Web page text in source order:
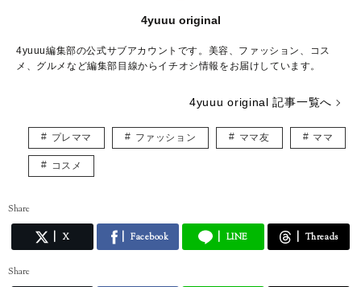
4yuuu original
4yuuu編集部の公式サブアカウントです。美容、ファッション、コス
メ、グルメなど編集部目線からイチオシ情報をお届けしています。
4yuuu original 記事一覧へ
プレママ ファッション ママ友 ママ
コスメ
Share
X Facebook LINE Threads
Share